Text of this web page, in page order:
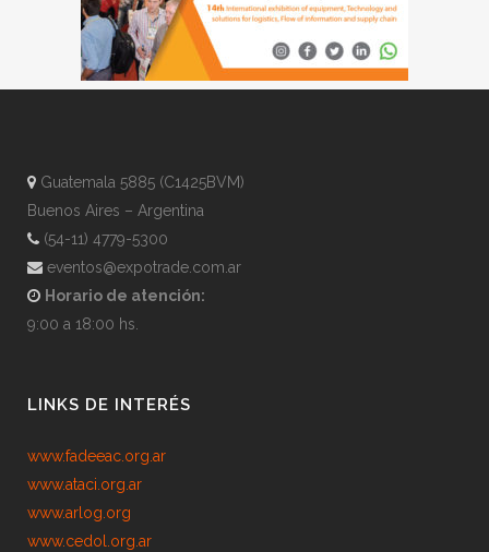
Guatemala 5885 (C1425BVM)
Buenos Aires – Argentina
(54-11) 4779-5300
eventos@expotrade.com.ar
Horario de atención:
9:00 a 18:00 hs.
LINKS DE INTERÉS
www.fadeeac.org.ar
www.ataci.org.ar
www.arlog.org
www.cedol.org.ar